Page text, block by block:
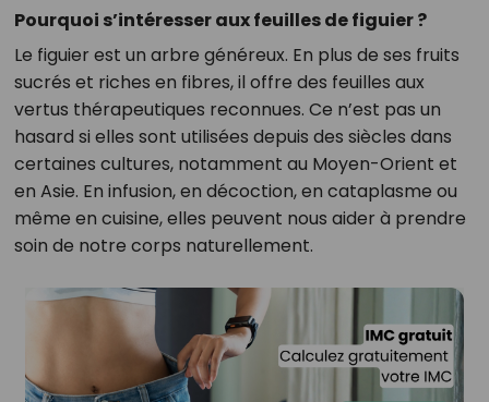
Pourquoi s’intéresser aux feuilles de figuier ?
Le figuier est un arbre généreux. En plus de ses fruits
sucrés et riches en fibres, il offre des feuilles aux
vertus thérapeutiques reconnues. Ce n’est pas un
hasard si elles sont utilisées depuis des siècles dans
certaines cultures, notamment au Moyen-Orient et
en Asie. En infusion, en décoction, en cataplasme ou
même en cuisine, elles peuvent nous aider à prendre
soin de notre corps naturellement.